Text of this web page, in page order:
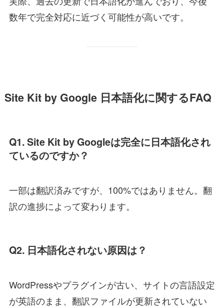
数年で完全対応に近づく可能性が高いです。
Site Kit by Google 日本語化に関するFAQ
Q1. Site Kit by Googleは完全に日本語化され
ているのですか？
一部は翻訳済みですが、100%ではありません。翻
訳の進捗によって変わります。
Q2. 日本語化されない原因は？
WordPressやプラグインが古い、サイトの言語設定
が英語のまま、翻訳ファイルが更新されていない